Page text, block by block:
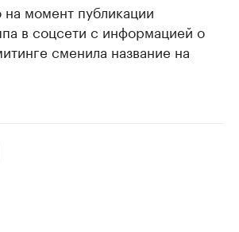
момент публикации
в соцсети с информацией о
сменила название на